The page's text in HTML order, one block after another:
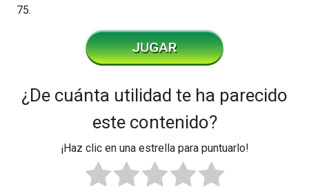
75.
¿De cuánta utilidad te ha parecido
este contenido?
¡Haz clic en una estrella para puntuarlo!